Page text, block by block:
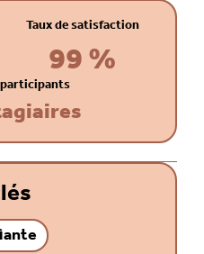
Taux de satisfaction
99%